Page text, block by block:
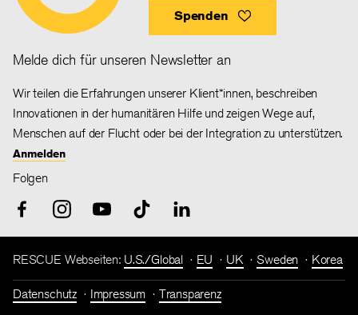
Spenden
Melde dich für unseren Newsletter an
Wir teilen die Erfahrungen unserer Klient*innen, beschreiben
Innovationen in der humanitären Hilfe und zeigen Wege auf,
Menschen auf der Flucht oder bei der Integration zu unterstützen.
Anmelden
Folgen
RESCUE Webseiten: U.S./Global EU UK Sweden Korea
Datenschutz Impressum Transparenz